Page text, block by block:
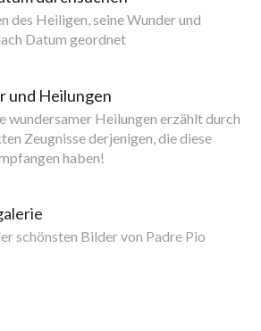
des Heiligen, seine Wunder und
Datum geordnet
und Heilungen
wundersamer Heilungen erzählt durch
Zeugnisse derjenigen, die diese
haben!
schönsten Bilder von Padre Pio